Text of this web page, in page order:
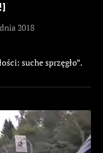
2018
suche sprzęgło”.